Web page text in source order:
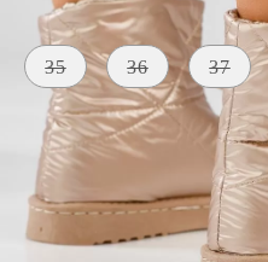
Méret:
35 36 37
SZÍN